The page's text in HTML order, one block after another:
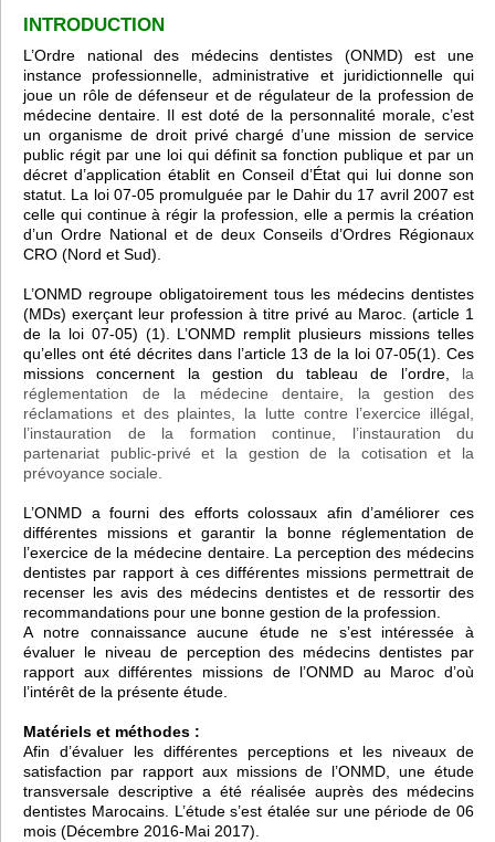
INTRODUCTION
L’Ordre national des médecins dentistes (ONMD) est une
instance professionnelle, administrative et juridictionnelle qui
joue un rôle de défenseur et de régulateur de la profession de
médecine dentaire. Il est doté de la personnalité morale, c’est
un organisme de droit privé chargé d’une mission de service
public régit par une loi qui définit sa fonction publique et par un
décret d’application établit en Conseil d’État qui lui donne son
statut. La loi 07-05 promulguée par le Dahir du 17 avril 2007 est
celle qui continue à régir la profession, elle a permis la création
d’un Ordre National et de deux Conseils d’Ordres Régionaux
CRO (Nord et Sud).
L’ONMD regroupe obligatoirement tous les médecins dentistes
(MDs) exerçant leur profession à titre privé au Maroc. (article 1
de la loi 07-05) (1). L’ONMD remplit plusieurs missions telles
qu’elles ont été décrites dans l’article 13 de la loi 07-05(1). Ces
missions concernent la gestion du tableau de l’ordre, la
réglementation de la médecine dentaire, la gestion des
réclamations et des plaintes, la lutte contre l’exercice illégal,
l’instauration de la formation continue, l’instauration du
partenariat public-privé et la gestion de la cotisation et la
prévoyance sociale.
L’ONMD a fourni des efforts colossaux afin d’améliorer ces
différentes missions et garantir la bonne réglementation de
l’exercice de la médecine dentaire. La perception des médecins
dentistes par rapport à ces différentes missions permettrait de
recenser les avis des médecins dentistes et de ressortir des
recommandations pour une bonne gestion de la profession.
A notre connaissance aucune étude ne s’est intéressée à
évaluer le niveau de perception des médecins dentistes par
rapport aux différentes missions de l’ONMD au Maroc d’où
l’intérêt de la présente étude.
Matériels et méthodes :
Afin d’évaluer les différentes perceptions et les niveaux de
satisfaction par rapport aux missions de l’ONMD, une étude
transversale descriptive a été réalisée auprès des médecins
dentistes Marocains. L’étude s’est étalée sur une période de 06
mois (Décembre 2016-Mai 2017).